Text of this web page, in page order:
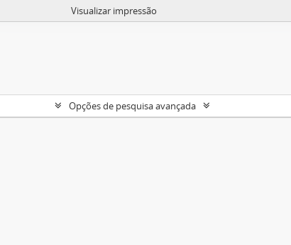
Visualizar impressão
Opções de pesquisa avançada